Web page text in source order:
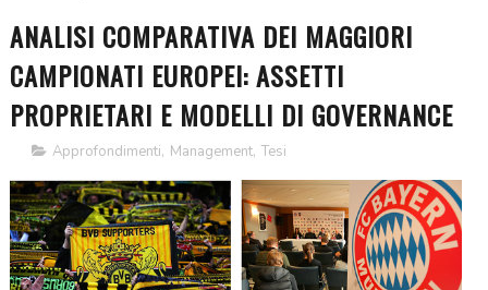
ANALISI COMPARATIVA DEI MAGGIORI
CAMPIONATI EUROPEI: ASSETTI
PROPRIETARI E MODELLI DI GOVERNANCE
Approfondimenti, Management, Tesi